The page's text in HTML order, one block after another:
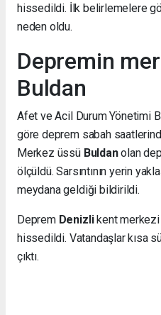
hissedildi. İlk belirlemelere
neden oldu.
Depremin
Buldan
Afet ve Acil Durum Yönetimi
göre deprem sabah
Merkez üssü Buldanolan
ölçüldü. Sarsıntının yerin
meydana geldiği bildirildi.
Deprem Denizlikent
hissedildi. Vatandaşlar kısa
çıktı.